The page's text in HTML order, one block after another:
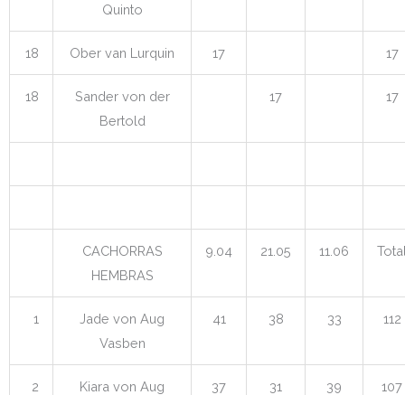
Quinto
18 Ober van Lurquin 17 17
18
Sander von der
Bertold
17 17
CACHORRAS
HEMBRAS
9.04 21.05 11.06
1
Jade von Aug
Vasben
41 38 33 112
2
Kiara von Aug
37 31 39 107